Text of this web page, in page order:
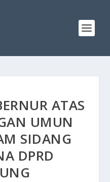
ATAS
UMUN
SIDANG
DPRD